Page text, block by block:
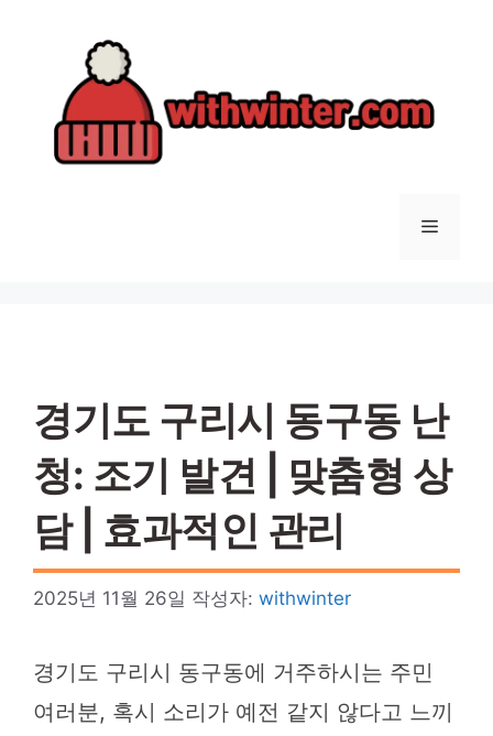
메
경기도 구리시 동구동 난
청: 조기 발견 | 맞춤형 상
담 | 효과적인 관리
2025년 11월 26일 작성자: withwinter
경기도 구리시 동구동에 거주하시는 주민
여러분, 혹시 소리가 예전 같지 않다고 느끼